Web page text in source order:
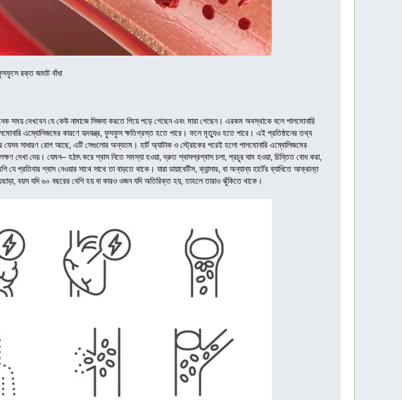
রক্ত জমাট বাঁধা
দেখবেন যে কেউ নামাজে সিজদা করতে গিয়ে পড়ে গেছেন এবং মারা গেছেন। এরকম অবস্থাকে বলে পালমোনারি
এম্বোলিজমের কারণে হৃদযন্ত্র, ফুসফুস ক্ষতিগ্রস্ত হতে পারে। ফলে মৃত্যুও হতে পারে। এই প্রতিষ্ঠানের তথ্য
যেসব সাধারণ রোগ আছে, এটি সেগুলোর অন্যতম। হার্ট অ্যাটাক ও স্ট্রোকের পরেই হলো পালমোনারি এম্বোলিজমের
দেয়। যেমন– হঠাৎ করে শ্বাস নিতে সমস্যা হওয়া, দ্রুত শ্বাসপ্রশ্বাস চলা, প্রচুর ঘাম হওয়া, চিন্তিত বোধ করা,
শ্বাস নেওয়ার সাথে সাথে তা বাড়তে থাকে। যারা ডায়াবেটিস, ক্যান্সার, বা অন্যান্য হার্টের ব্যাধিতে আক্রান্ত
বয়স যদি ৬০ বছরের বেশি হয় বা কারও ওজন যদি অতিরিক্ত হয়, তাহলে তারাও ঝুঁকিতে থাকে।